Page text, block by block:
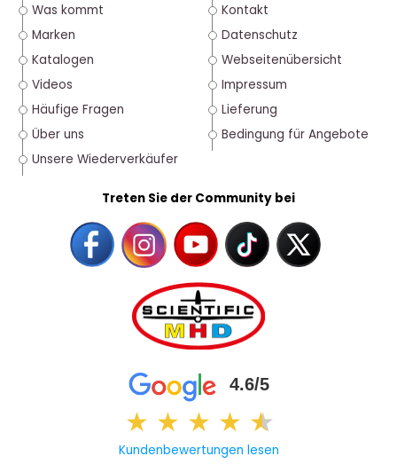
Was kommt
Marken
Katalogen
Videos
Häufige Fragen
Über uns
Unsere Wiederverkäufer
Treten Sie der Community bei
4.6/5
★ ★ ★ ★ ★
★
Kundenbewertungen lesen
Kontakt
Datenschutz
Webseitenübersicht
Impressum
Lieferung
Bedingung für Angebote